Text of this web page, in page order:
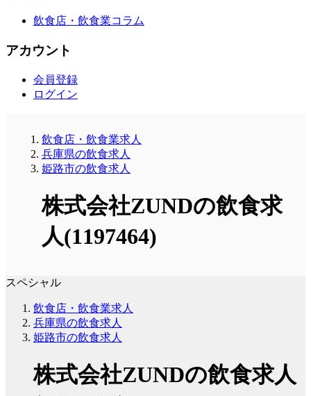
飲食店・飲食業コラム
アカウント
会員登録
ログイン
飲食店・飲食業求人
兵庫県の飲食求人
姫路市の飲食求人
株式会社ZUNDの飲食求
人(1197464)
スペシャル
飲食店・飲食業求人
兵庫県の飲食求人
姫路市の飲食求人
株式会社ZUNDの飲食求人